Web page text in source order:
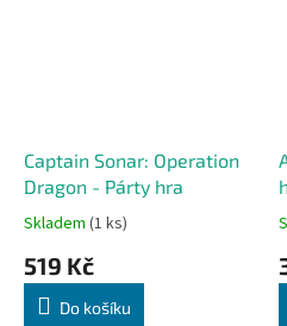
Captain Sonar: Operation
Dragon - Párty hra
Skladem (1 ks)
519 Kč
Do košíku